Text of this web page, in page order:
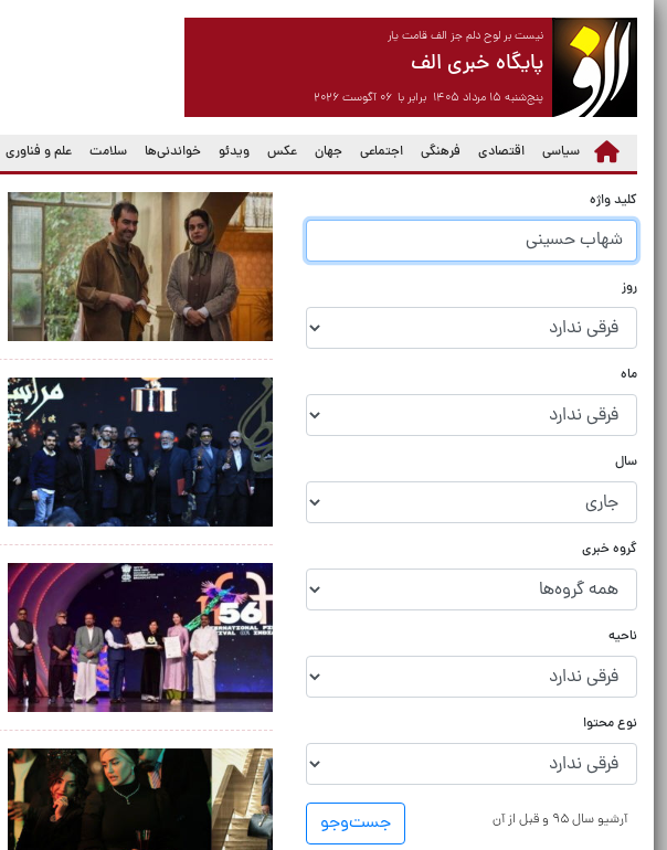
نیست بر لوح دلم جز الف قامت یار
پایگاه خبری الف
پنج‌شنبه ۱۵ مرداد ۱۴۰۵ برابر با ۰۶ آگوست ۲۰۲۶
سیاسی اقتصادی فرهنگی اجتماعی جهان عکس ویدئو خواندنی‌ها سلامت علم و فناوری
کلید واژه
روز
ماه
سال
گروه خبری
ناحیه
نوع محتوا
جست‌و‌جو آرشیو سال ۹۵ و قبل از آن